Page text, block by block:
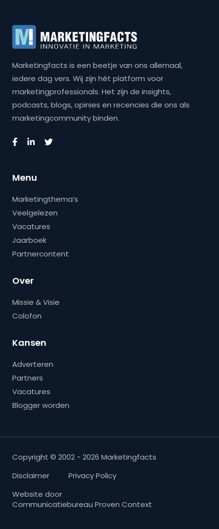
Marketingfacts is een beetje van ons allemaal,
iedere dag vers. Wij zijn hét platform voor
marketingprofessionals. Het zijn de insights,
podcasts, blogs, opinies en recencies die ons als
marketingcommunity binden.
Menu
Marketingthema’s
Veelgelezen
Vacatures
Jaarboek
Partnercontent
Over
Missie & Visie
Colofon
Kansen
Adverteren
Partners
Vacatures
Blogger worden
Copyright © 2002 - 2026 Marketingfacts
Disclaimer
Privacy Policy
Website door
Communicatiebureau Proven Context